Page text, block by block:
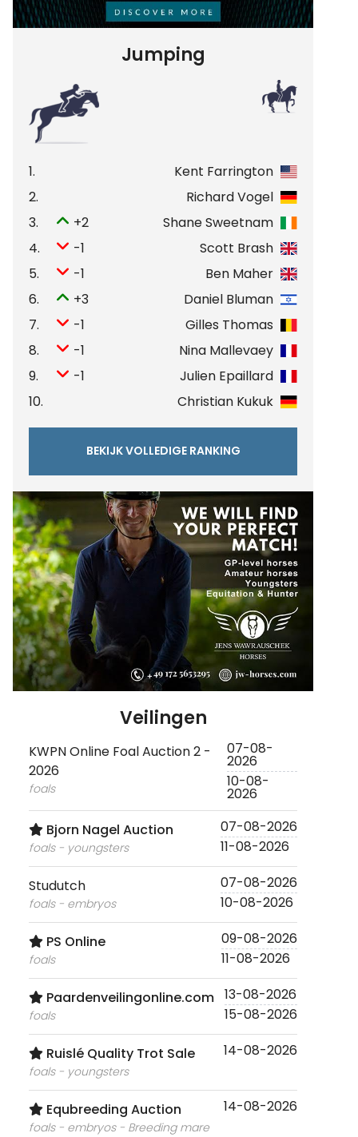
Jumping
1.
Kent Farrington
2.
Richard Vogel
3.
+2
Shane Sweetnam
4.
-1
Scott Brash
5.
-1
Ben Maher
6.
+3
Daniel Bluman
7.
-1
Gilles Thomas
8.
-1
Nina Mallevaey
9.
-1
Julien Epaillard
10.
Christian Kukuk
BEKIJK VOLLEDIGE RANKING
Veilingen
KWPN Online Foal Auction 2 -
2026
foals
07-08-
2026
10-08-
2026
Bjorn Nagel Auction
foals - youngsters
07-08-2026
11-08-2026
Studutch
foals - embryos
07-08-2026
10-08-2026
PS Online
foals
09-08-2026
11-08-2026
Paardenveilingonline.com
foals
13-08-2026
15-08-2026
Ruislé Quality Trot Sale
foals - youngsters
14-08-2026
Equbreeding Auction
foals - embryos - Breeding mare
14-08-2026